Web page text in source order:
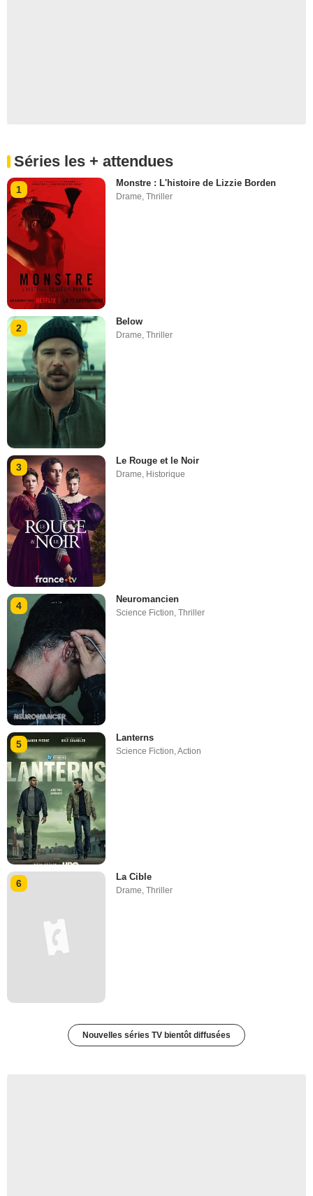
Séries les + attendues
1
Monstre : L'histoire de Lizzie Borden
Drame,Thriller
2
Below
Drame,Thriller
3
Le Rouge et le Noir
Drame Historique
4
Neuromancien
Science Fiction,Thriller
5
Lanterns
Science Fiction,Action
6
La Cible
Drame ,Thriller
Nouvelles séries TV bientôt diffusées